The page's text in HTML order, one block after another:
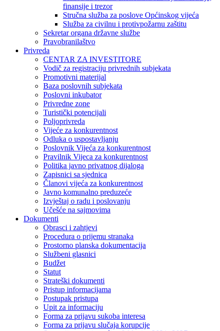
finansije i trezor
Stručna služba za poslove Općinskog vijeća
Služba za civilnu i protivpožarnu zaštitu
Sekretar organa državne službe
Pravobranilaštvo
Privreda
CENTAR ZA INVESTITORE
Vodič za registraciju privrednih subjekata
Promotivni materijal
Baza poslovnih subjekata
Poslovni inkubator
Privredne zone
Turistički potencijali
Poljoprivreda
Vijeće za konkurentnost
Odluka o uspostavljanju
Poslovnik Vijeća za konkurentnost
Pravilnik Vijeca za konkurentnost
Politika javno privatnog dijaloga
Zapisnici sa sjednica
Članovi vijeća za konkurentnost
Javno komunalno preduzeće
Izvještaj o radu i poslovanju
Učešće na sajmovima
Dokumenti
Obrasci i zahtjevi
Procedura o prijemu stranaka
Prostorno planska dokumentacija
Službeni glasnici
Budžet
Statut
Strateški dokumenti
Pristup informacijama
Postupak pristupa
Upit za informaciju
Forma za prijavu sukoba interesa
Forma za prijavu slučaja korupcije